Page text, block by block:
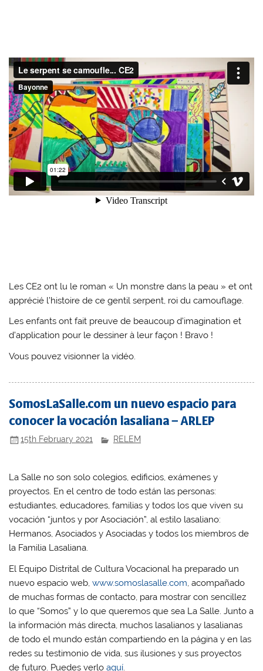
Les CE2 ont lu le roman « Un monstre dans la peau » et ont
apprécié l’histoire de ce gentil serpent, roi du camouflage.
Les enfants ont fait preuve de beaucoup d’imagination et
d’application pour le dessiner à leur façon ! Bravo !
Vous pouvez visionner la vidéo.
SomosLaSalle.com un nuevo espacio para
conocer la vocación lasaliana – ARLEP
15th February 2021 RELEM
La Salle no son solo colegios, edificios, exámenes y
proyectos. En el centro de todo están las personas:
estudiantes, educadores, familias y todos los que viven su
vocación “juntos y por Asociación”, al estilo lasaliano:
Hermanos, Asociados y Asociadas y todos los miembros de
la Familia Lasaliana.
El Equipo Distrital de Cultura Vocacional ha preparado un
nuevo espacio web,www.somoslasalle.com , acompañado
de muchas formas de contacto, para mostrar con sencillez
lo que “Somos” y lo que queremos que sea La Salle. Junto a
la información más directa, muchos lasalianos y lasalianas
de todo el mundo están compartiendo en la página y en las
redes su testimonio de vida, sus ilusiones y sus proyectos
de futuro. Puedes verloaquí